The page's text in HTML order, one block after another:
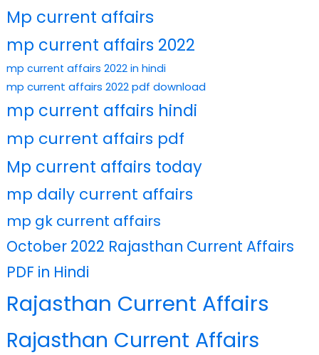
Mp current affairs
mp current affairs 2022
mp current affairs 2022 in hindi
mp current affairs 2022 pdf download
mp current affairs hindi
mp current affairs pdf
Mp current affairs today
mp daily current affairs
mp gk current affairs
October 2022 Rajasthan Current Affairs
PDF in Hindi
Rajasthan Current Affairs
Rajasthan Current Affairs